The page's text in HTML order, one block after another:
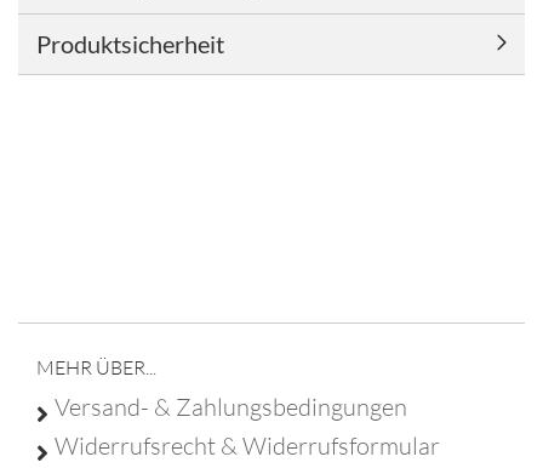
Produktsicherheit
MEHR ÜBER...
Versand- & Zahlungsbedingungen
Widerrufsrecht & Widerrufsformular